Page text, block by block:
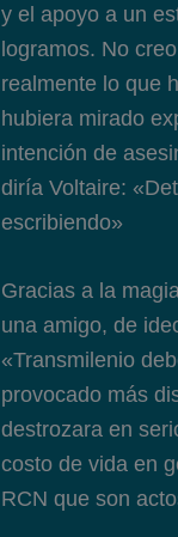
y el apoyo a un
logramos. No
realmente lo que
hubiera mirado
intención de
diría Voltaire:
escribiendo»
Gracias a la
una amigo, de
«Transmilenio
provocado más
destrozara en
costo de vida en
RCN que son